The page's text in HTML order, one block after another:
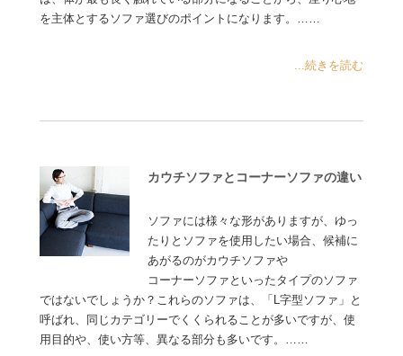
を主体とするソファ選びのポイントになります。……
...続きを読む
カウチソファとコーナーソファの違い
ソファには様々な形がありますが、ゆっ
たりとソファを使用したい場合、候補に
あがるのがカウチソファや
コーナーソファといったタイプのソファ
ではないでしょうか？これらのソファは、「L字型ソファ」と
呼ばれ、同じカテゴリーでくくられることが多いですが、使
用目的や、使い方等、異なる部分も多いです。……